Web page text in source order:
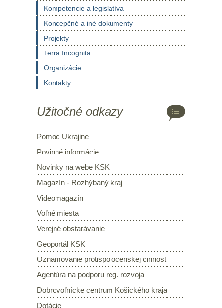
Kompetencie a legislatíva
Koncepčné a iné dokumenty
Projekty
Terra Incognita
Organizácie
Kontakty
Užitočné odkazy
Pomoc Ukrajine
Povinné informácie
Novinky na webe KSK
Magazín - Rozhýbaný kraj
Videomagazín
Voľné miesta
Verejné obstarávanie
Geoportál KSK
Oznamovanie protispoločenskej činnosti
Agentúra na podporu reg. rozvoja
Dobrovoľnícke centrum Košického kraja
Dotácie